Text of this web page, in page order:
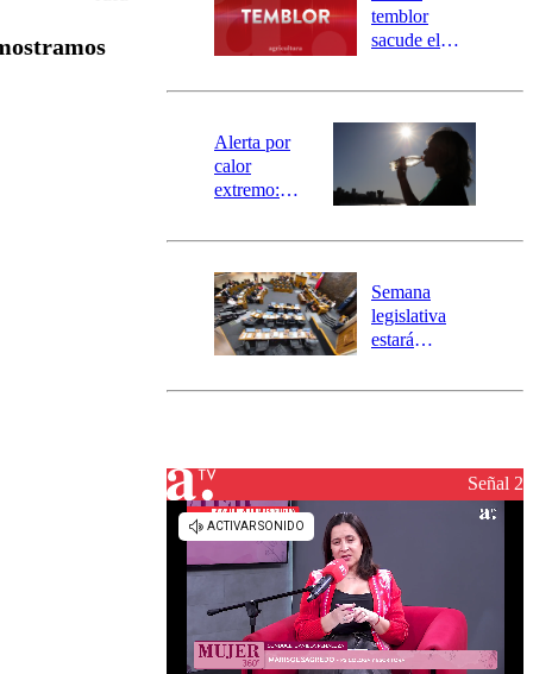
activa
mensajería
SAE
temblor
sacude el
revisa la
epicentro
Alerta por
calor
extremo:
activa Alerta
Preventiva en
tres comunas
Semana
legislativa
estará
el fin de la
reconstrucciónSeñal 2